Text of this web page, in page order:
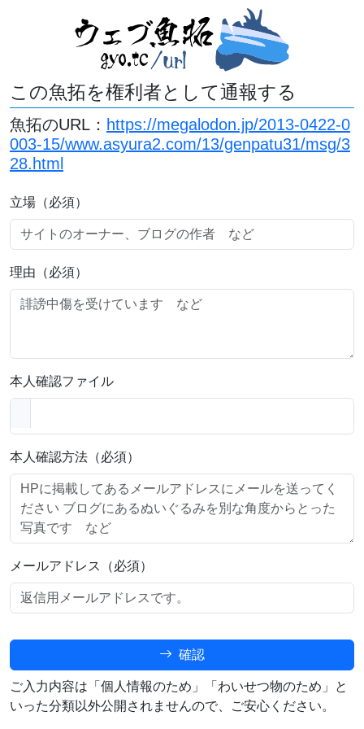
この魚拓を権利者として通報する
魚拓のURL： https://megalodon.jp/2013-0422-0
003-15/www.asyura2.com/13/genpatu31/msg/3
28.html
立場（必須）
理由（必須）
本人確認ファイル
本人確認方法（必須）
メールアドレス（必須）
確認
ご入力内容は「個人情報のため」「わいせつ物のため」と
いった分類以外公開されませんので、ご安心ください。